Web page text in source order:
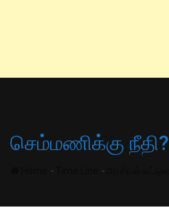
செம்மணிக்கு நீதி?
- -